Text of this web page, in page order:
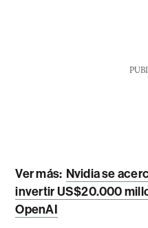
Ver más: Nvidia se
invertir US$20.000
OpenAI